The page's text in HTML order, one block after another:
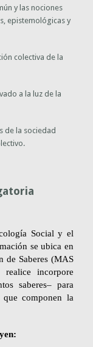
y las nociones
epistemológicas y
colectiva de la
a la luz de la
de la sociedad
Social y el
se ubica en
de Saberes (MAS
incorpore
saberes– para
que componen la